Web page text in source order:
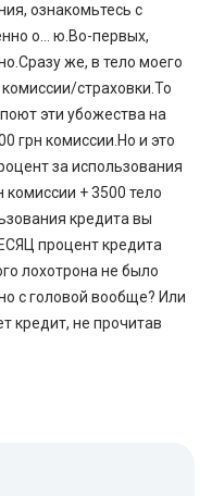
ознакомьтесь с
о… ю.Во-первых,
же, в тело моего
страховки.То
эти убожества на
грн комиссии.Но и это
за использования
комиссии + 3500 тело
кредита вы
процент кредита
лохотрона не было
с головой вообще? Или
кредит, не прочитав